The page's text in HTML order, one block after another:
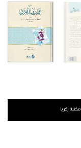
مكتبة زكريا